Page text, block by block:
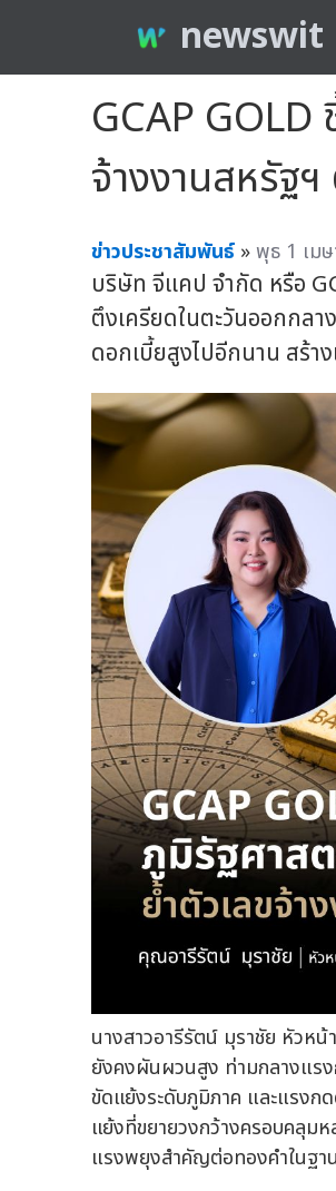
newswit
GCAP GOLD
จ้างงานสหรัฐ
ข่าวประชาสัมพันธ์ »พุธ 1 เม
บริษัท จีแคป จำกัด หรือ
ตึงเครียดในตะวันออกกล
ดอกเบี้ยสูงไปอีกนาน สร้
นางสาวอารีรัตน์ มุราชัย หัวหน้
ยังคงผันผวนสูง ท่ามกลางแร
ขัดแย้งระดับภูมิภาค และแรงก
แย้งที่ขยายวงกว้างครอบคลุมห
แรงพยุงสำคัญต่อทองคำในฐ